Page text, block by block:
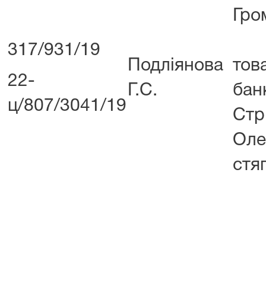
317/931/19
22-
ц/807/3041/19
Подліянова
Г.С.